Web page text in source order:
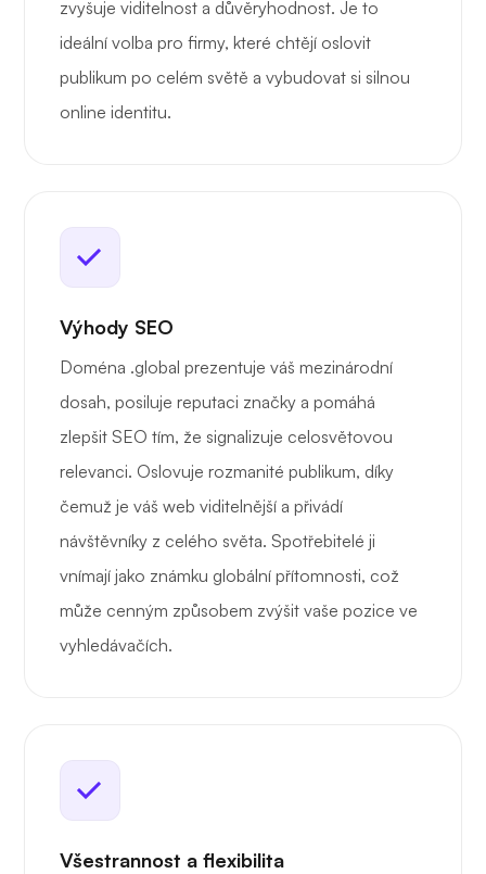
zvyšuje viditelnost a důvěryhodnost. Je to
ideální volba pro firmy, které chtějí oslovit
publikum po celém světě a vybudovat si silnou
online identitu.
Výhody SEO
Doména .global prezentuje váš mezinárodní
dosah, posiluje reputaci značky a pomáhá
zlepšit SEO tím, že signalizuje celosvětovou
relevanci. Oslovuje rozmanité publikum, díky
čemuž je váš web viditelnější a přivádí
návštěvníky z celého světa. Spotřebitelé ji
vnímají jako známku globální přítomnosti, což
může cenným způsobem zvýšit vaše pozice ve
vyhledávačích.
Všestrannost a flexibilita